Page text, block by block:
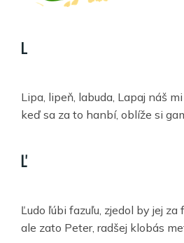
L
Lipa, lipeň, labuda, Lapaj náš
keď sa za to hanbí, oblíže si
Ľ
Ľudo ľúbi fazuľu, zjedol by jej za
ale zato Peter, radšej klobás